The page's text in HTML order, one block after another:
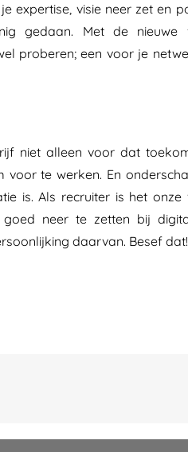
expertise, visie neer zet en
gedaan. Met de nieuwe
proberen; een voor je
niet alleen voor dat
te werken. En
is. Als recruiter is het
neer te zetten bij
daarvan. Besef